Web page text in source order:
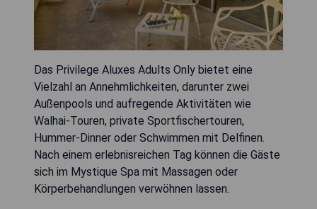
Das Privilege Aluxes Adults Only bietet eine
Vielzahl an Annehmlichkeiten, darunter zwei
Außenpools und aufregende Aktivitäten wie
Walhai-Touren, private Sportfischertouren,
Hummer-Dinner oder Schwimmen mit Delfinen.
Nach einem erlebnisreichen Tag können die Gäste
sich im Mystique Spa mit Massagen oder
Körperbehandlungen verwöhnen lassen.